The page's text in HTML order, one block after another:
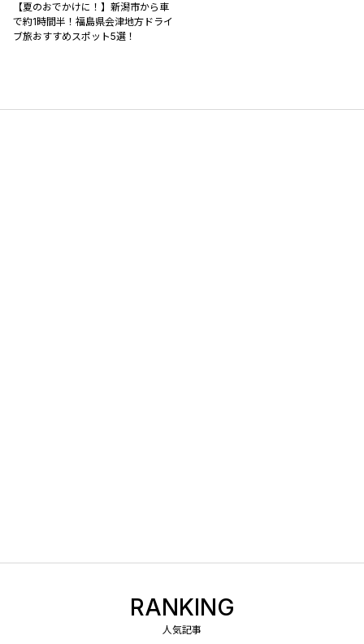
【夏のおでかけに！】新潟市から車
で約1時間半！福島県会津地方ドライ
ブ旅おすすめスポット5選！
RANKING
人気記事